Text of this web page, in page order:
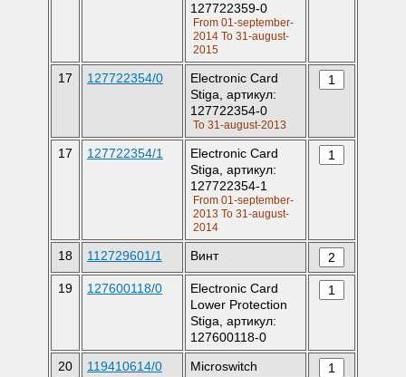
127722359-0
From 01-september-
2014 To 31-august-
2015
17 127722354/0
Electronic Card
Stiga, артикул:
127722354-0
To 31-august-2013
17 127722354/1
Electronic Card
Stiga, артикул:
127722354-1
From 01-september-
2013 To 31-august-
2014
18 112729601/1 Винт
19 127600118/0
Electronic Card
Lower Protection
Stiga, артикул:
127600118-0
20
119410614/0 Microswitch